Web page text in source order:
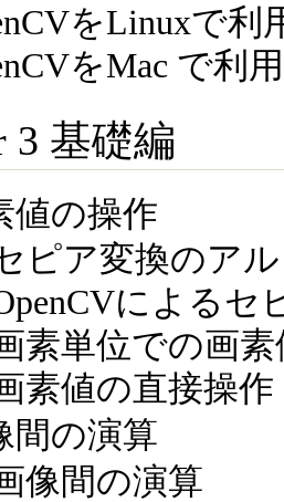
をLinuxで利
をMac で利
3 基礎編
値の操作
ピア変換のア
によるセ
素単位での画
素値の直接操作
間の演算
像間の演算